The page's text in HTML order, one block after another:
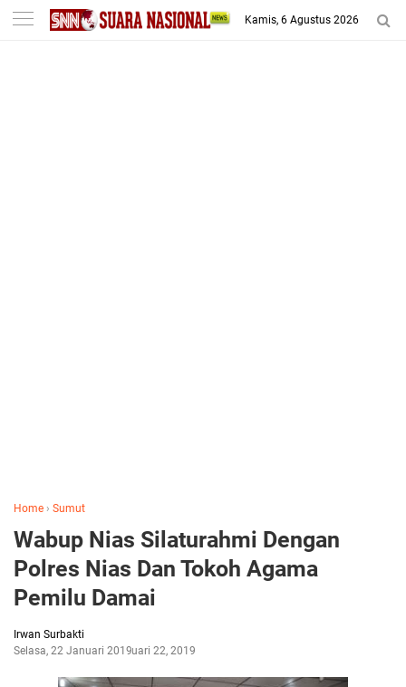
-->
Kamis, 6 Agustus 2026
Home › Sumut
Wabup Nias Silaturahmi Dengan
Polres Nias Dan Tokoh Agama
Pemilu Damai
Irwan Surbakti
Selasa, 22 Januari 2019Januari 22, 2019